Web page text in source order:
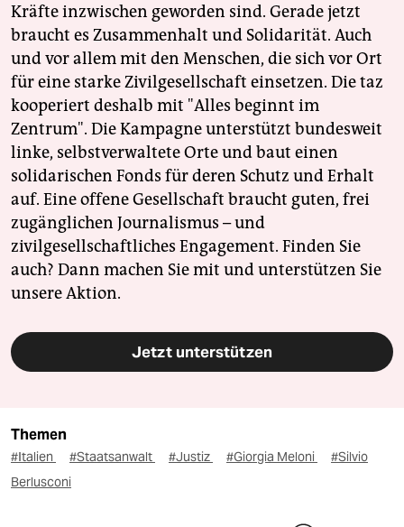
Kräfte inzwischen geworden sind. Gerade jetzt
braucht es Zusammenhalt und Solidarität. Auch
und vor allem mit den Menschen, die sich vor Ort
für eine starke Zivilgesellschaft einsetzen. Die taz
kooperiert deshalb mit "Alles beginnt im
Zentrum". Die Kampagne unterstützt bundesweit
linke, selbstverwaltete Orte und baut einen
solidarischen Fonds für deren Schutz und Erhalt
auf. Eine offene Gesellschaft braucht guten, frei
zugänglichen Journalismus – und
zivilgesellschaftliches Engagement. Finden Sie
auch? Dann machen Sie mit und unterstützen Sie
unsere Aktion.
Jetzt unterstützen
Themen
#Italien #Staatsanwalt #Justiz #Giorgia Meloni
#Silvio
Berlusconi